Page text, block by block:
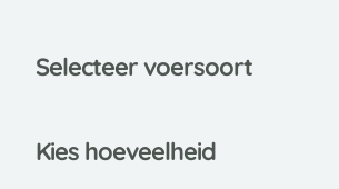
Selecteer voersoort
Kies hoeveelheid